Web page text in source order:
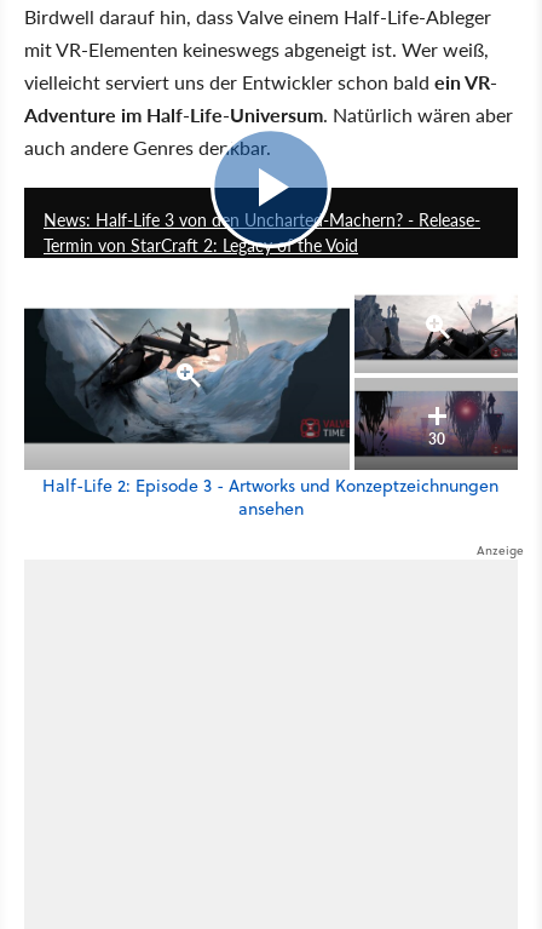
Birdwell darauf hin, dass Valve einem Half-Life-Ableger
mit VR-Elementen keineswegs abgeneigt ist. Wer weiß,
vielleicht serviert uns der Entwickler schon bald ein VR-
Adventure im Half-Life-Universum. Natürlich wären aber
auch andere Genres denkbar.
News: Half-Life 3 von den Uncharted-Machern? - Release-
Termin von StarCraft 2: Legacy of the Void
30
Half-Life 2: Episode 3 - Artworks und Konzeptzeichnungen
ansehen